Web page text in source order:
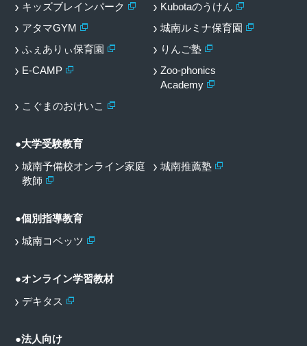
キッズブレインパーク
Kubotaのうけん
アタマGYM
城南ルミナ保育園
ふぇありぃ保育園
りんご塾
E-CAMP
Zoo-phonics
Academy
こぐまのおけいこ
●大学受験教育
城南予備校オンライン家庭
教師
城南推薦塾
●個別指導教育
城南コベッツ
●オンライン学習教材
デキタス
●法人向け